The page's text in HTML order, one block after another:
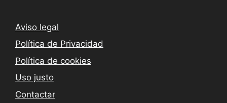
Aviso legal
Política de Privacidad
Política de cookies
Uso justo
Contactar